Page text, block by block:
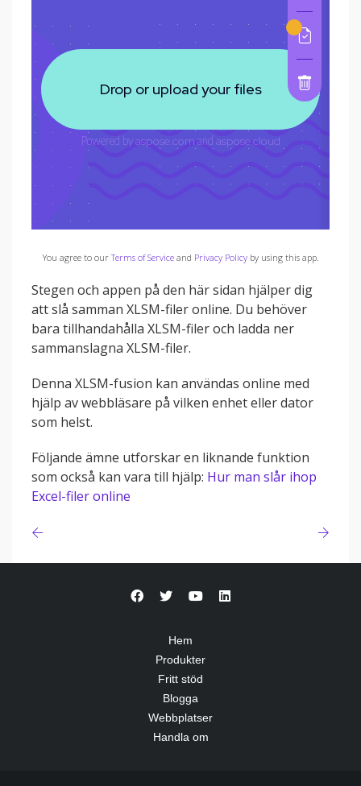
You agree to ourTerms of Serviceand Privacy Policyby using this app.
Stegen och appen på den här sidan hjälper dig
att slå samman XLSM-filer online. Du behöver
bara tillhandahålla XLSM-filer och ladda ner
sammanslagna XLSM-filer.
Denna XLSM-fusion kan användas online med
hjälp av webbläsare på vilken enhet eller dator
som helst.
Följande ämne utforskar en liknande funktion
som också kan vara till hjälp: Hur man slår ihop
Excel-filer online
Hem
Produkter
Fritt stöd
Blogga
Webbplatser
Handla om